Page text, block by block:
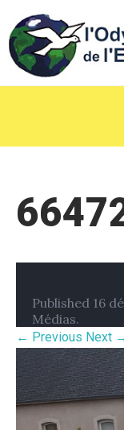
Published 16
Médias.
← Previous Next